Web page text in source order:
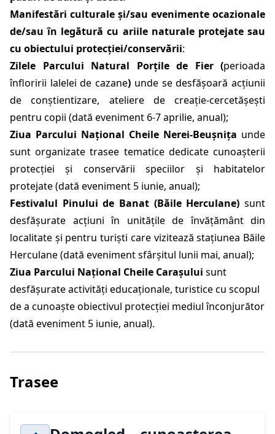
Manifestări culturale și/sau evenimente ocazionale
de/sau în legătură cu ariile naturale protejate sau
cu obiectului protecției/conservării:
Zilele Parcului Natural Porțile de Fier (perioada
înfloririi lalelei de cazane) unde se desfășoară acțiunii
de conștientizare, ateliere de creație-cercetășești
pentru copii (dată eveniment 6-7 aprilie, anual);
Ziua Parcului Național Cheile Nerei-Beușnița unde
sunt organizate trasee tematice dedicate cunoașterii
protecției și conservării speciilor și habitatelor
protejate (dată eveniment 5 iunie, anual);
Festivalul Pinului de Banat (Băile Herculane) sunt
desfășurate acțiuni în unitățile de învățământ din
localitate și pentru turiști care vizitează stațiunea Băile
Herculane (dată eveniment sfârșitul lunii mai, anual);
Ziua Parcului Național Cheile Carașului sunt
desfășurate activități educaționale, turistice cu scopul
de a cunoaște obiectivul protecției mediul înconjurător
(dată eveniment 5 iunie, anual).
Trasee